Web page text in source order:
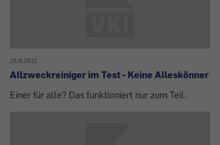
25.6.2021
Allzweckreiniger im Test - Keine Alleskönner
Einer für alle? Das funktioniert nur zum Teil.